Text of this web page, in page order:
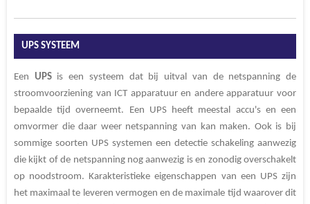
UPS SYSTEEM
Een UPSis een systeem dat bij uitval van de netspanning de
stroomvoorziening van ICT apparatuur en andere apparatuur voor
bepaalde tijd overneemt. Een UPS heeft meestal accu's en een
omvormer die daar weer netspanning van kan maken. Ook is bij
sommige soorten UPS systemen een detectie schakeling aanwezig
die kijkt of de netspanning nog aanwezig is en zonodig overschakelt
op noodstroom. Karakteristieke eigenschappen van een UPS zijn
het maximaal te leveren vermogen en de maximale tijd waarover dit